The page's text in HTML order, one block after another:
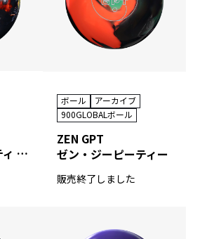
ゼン・トゥエンティ ファイブ
ボール
アーカイブ
900GLOBALボール
ZEN GPT
ゼン・ジーピーティー
販売終了しました